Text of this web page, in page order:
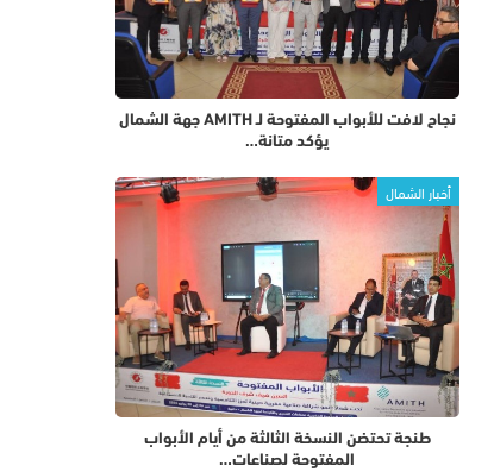
نجاح لافت للأبواب المفتوحة لـ AMITH جهة الشمال
يؤكد متانة…
أخبار الشمال
طنجة تحتضن النسخة الثالثة من أيام الأبواب
المفتوحة لصناعات…